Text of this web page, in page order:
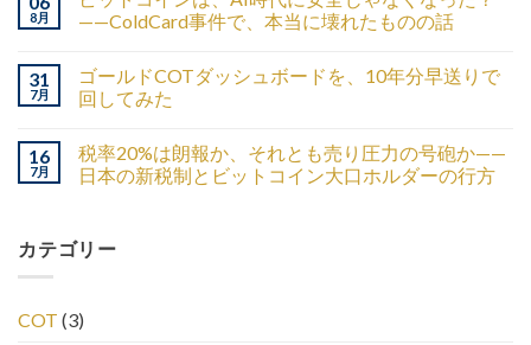
8月
——ColdCard事件で、本当に壊れたものの話
31
7月
ゴールドCOTダッシュボードを、10年分早送りで
回してみた
16
7月
税率20%は朗報か、それとも売り圧力の号砲か——
日本の新税制とビットコイン大口ホルダーの行方
カテゴリー
COT (3)